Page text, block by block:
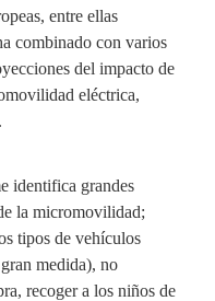
entre ellas
combinado con varios
del impacto de
eléctrica,
identifica grandes
la micromovilidad;
tipos de vehículos
medida), no
recoger a los niños de